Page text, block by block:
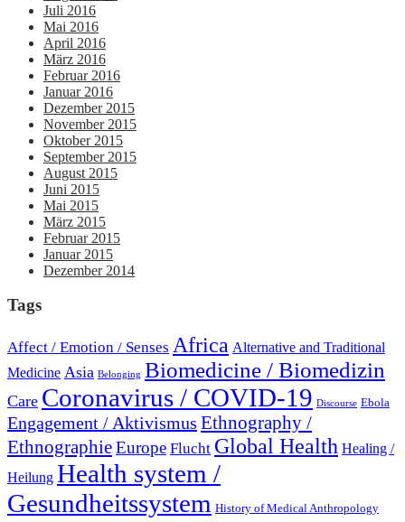
Juli 2016
Mai 2016
April 2016
März 2016
Februar 2016
Januar 2016
Dezember 2015
November 2015
Oktober 2015
September 2015
August 2015
Juni 2015
Mai 2015
März 2015
Februar 2015
Januar 2015
Dezember 2014
Tags
Affect / Emotion / Senses Africa Alternative and Traditional
Medicine Asia Belonging Biomedicine / Biomedizin
Care Coronavirus / COVID-19 Discourse Ebola
Engagement / Aktivismus Ethnography /
EthnographieEurope Flucht Global Health Healing /
Heilung Health system /
Gesundheitssystem History of Medical Anthropology